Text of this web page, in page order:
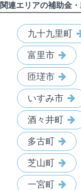
関連エリアの補助金
九十九里町
富里市
匝瑳市
いすみ市
酒々井町
多古町
芝山町
一宮町